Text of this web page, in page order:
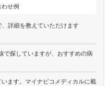
せ例
、詳細を教えていただけます
で探していますが、おすすめの病
ます。マイナビコメディカルに載